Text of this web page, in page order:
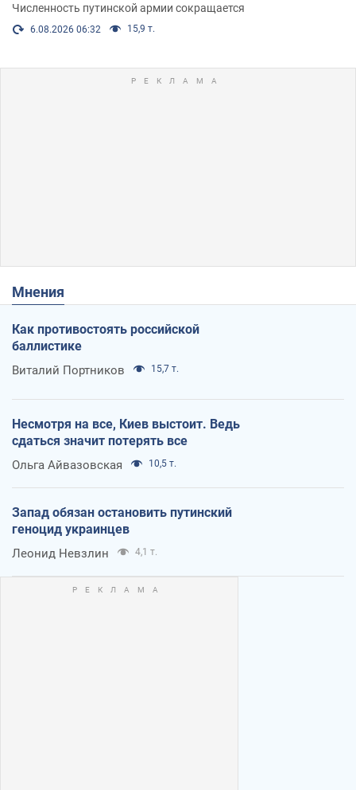
Численность путинской армии сокращается
6.08.2026 06:32 15,9 т.
Мнения
Как противостоять российской
баллистике
Виталий Портников 15,7 т.
Несмотря на все, Киев выстоит. Ведь
сдаться значит потерять все
Ольга Айвазовская 10,5 т.
Запад обязан остановить путинский
геноцид украинцев
Леонид Невзлин 4,1 т.